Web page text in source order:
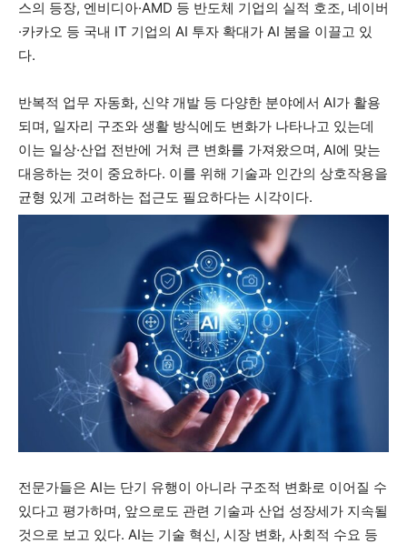
스의 등장, 엔비디아·AMD 등 반도체 기업의 실적 호조, 네이버
·카카오 등 국내 IT 기업의 AI 투자 확대가 AI 붐을 이끌고 있
다.
반복적 업무 자동화, 신약 개발 등 다양한 분야에서 AI가 활용
되며, 일자리 구조와 생활 방식에도 변화가 나타나고 있는데
이는 일상·산업 전반에 거쳐 큰 변화를 가져왔으며, AI에 맞는
대응하는 것이 중요하다. 이를 위해 기술과 인간의 상호작용을
균형 있게 고려하는 접근도 필요하다는 시각이다.
전문가들은 AI는 단기 유행이 아니라 구조적 변화로 이어질 수
있다고 평가하며, 앞으로도 관련 기술과 산업 성장세가 지속될
것으로 보고 있다. AI는 기술 혁신, 시장 변화, 사회적 수요 등